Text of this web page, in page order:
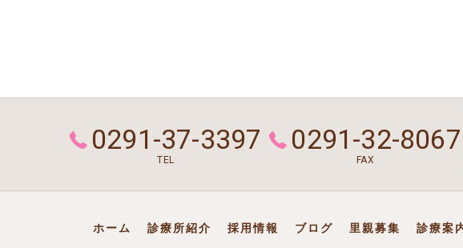
0291-37-3397
TEL
0291-32-8067
FAX
ホーム 診療所紹介 採用情報 ブログ 里親募集 診療案